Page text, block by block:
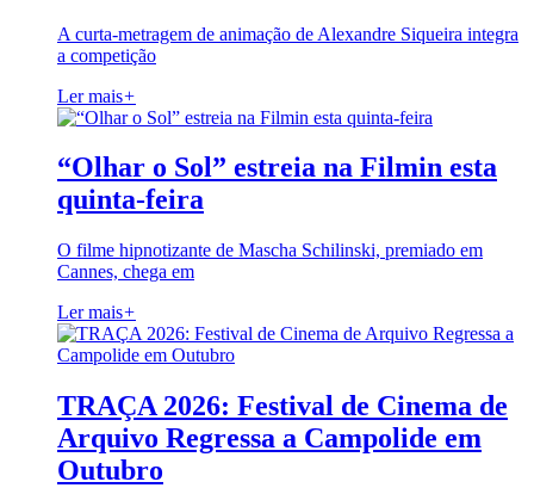
A curta-metragem de animação de Alexandre Siqueira integra
a competição
Ler mais+
“Olhar o Sol” estreia na Filmin esta
quinta-feira
O filme hipnotizante de Mascha Schilinski, premiado em
Cannes, chega em
Ler mais+
TRAÇA 2026: Festival de Cinema de
Arquivo Regressa a Campolide em
Outubro